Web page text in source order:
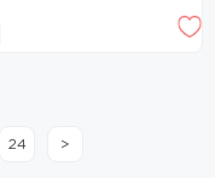
24 >